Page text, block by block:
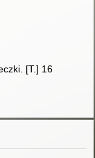
[T.] 16